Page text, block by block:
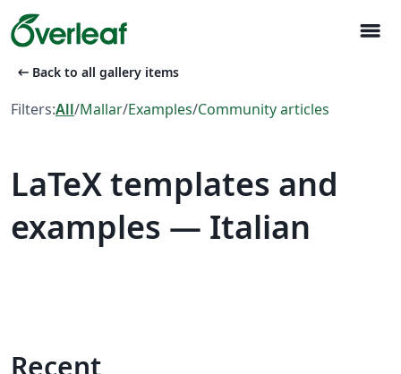
menu
arrow_left_alt Back to all gallery items
Filters:All/Mallar/Examples/Community articles
LaTeX templates and
examples — Italian
Recent